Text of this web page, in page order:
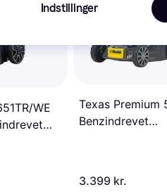
WE
Texas Premium
Benzindrevet
3.399 kr.
Indstillinger